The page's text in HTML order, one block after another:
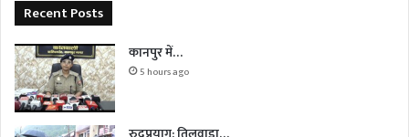
Recent Posts
कानपुर में…
5 hours ago